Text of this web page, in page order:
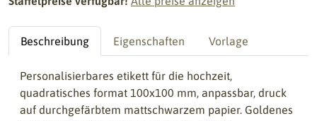
Beschreibung Eigenschaften Vorlage
Personalisierbares etikett für die hochzeit,
quadratisches format 100x100 mm, anpassbar, druck
auf durchgefärbtem mattschwarzem papier. Goldenes